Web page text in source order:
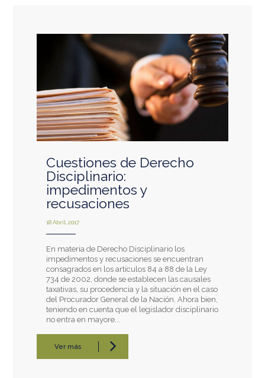
Cuestiones de Derecho
Disciplinario:
impedimentos y
recusaciones
18 Abril, 2017
En materia de Derecho Disciplinario los
impedimentos y recusaciones se encuentran
consagrados en los artículos 84 a 88 de la Ley
734 de 2002, donde se establecen las causales
taxativas, su procedencia y la situación en el caso
del Procurador General de la Nación. Ahora bien,
teniendo en cuenta que el legislador disciplinario
no entra en mayore...
Ver más